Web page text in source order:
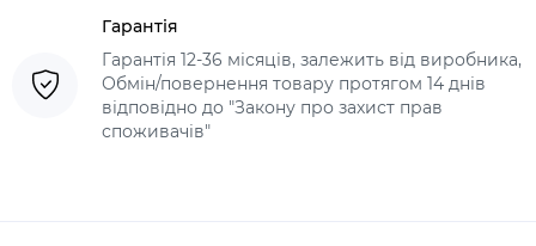
Гарантія
Гарантія 12-36 місяців, залежить від виробника,
Обмін/повернення товару протягом 14 днів
відповідно до "Закону про захист прав
споживачів"